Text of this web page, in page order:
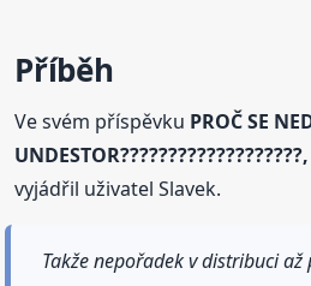
Příběh
Ve svém příspěvku PROČ SE
UNDESTOR???????????????????,
vyjádřil uživatel Slavek.
Takže nepořadek v distribuci